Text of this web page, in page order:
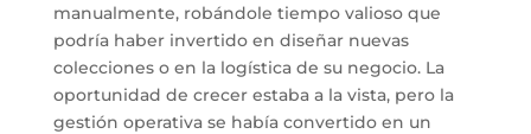
manualmente, robándole tiempo valioso que
podría haber invertido en diseñar nuevas
colecciones o en la logística de su negocio. La
oportunidad de crecer estaba a la vista, pero la
gestión operativa se había convertido en un